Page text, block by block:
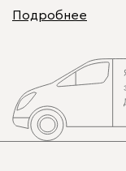
Подробнее